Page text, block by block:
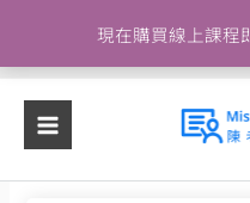
現在購買線上課程
主
容